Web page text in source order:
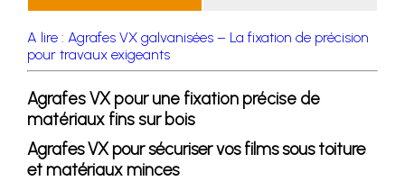
A lire : Agrafes VX galvanisées – La fixation de précision
pour travaux exigeants
Agrafes VX pour une fixation précise de
matériaux fins sur bois
Agrafes VX pour sécuriser vos films sous toiture
et matériaux minces